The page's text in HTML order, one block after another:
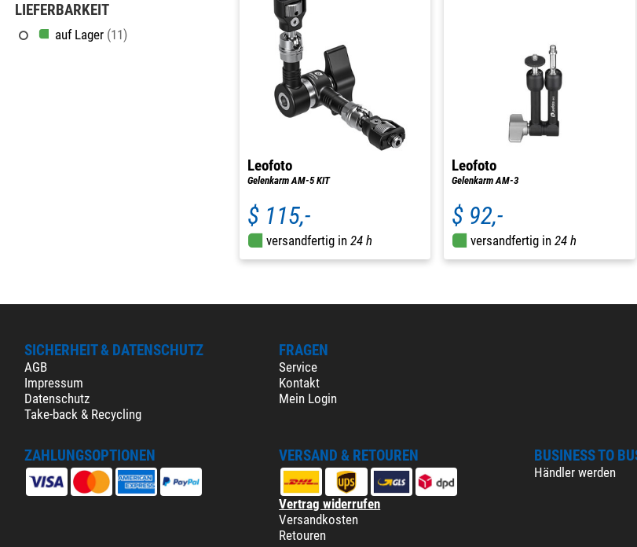
LIEFERBARKEIT
auf Lager (11)
Leofoto
Gelenkarm AM-5 KIT
$ 115,-
versandfertig in 24 h
Leofoto
Gelenkarm AM-3
$ 92,-
versandfertig in 24 h
SICHERHEIT & DATENSCHUTZ
AGB
Impressum
Datenschutz
Take-back & Recycling
FRAGEN
Service
Kontakt
Mein Login
ZAHLUNGSOPTIONEN VERSAND & RETOUREN
Vertrag widerrufen
Versandkosten
Retouren
BUSINESS TO
Händler werden